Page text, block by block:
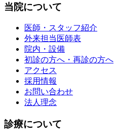
当院について
医師・スタッフ紹介
外来担当医師表
院内・設備
初診の方へ・再診の方へ
アクセス
採用情報
お問い合わせ
法人理念
診療について